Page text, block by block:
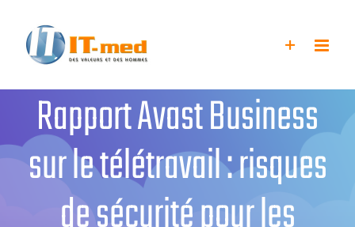
contenu
Rapport Avast Business
sur le télétravail : risques